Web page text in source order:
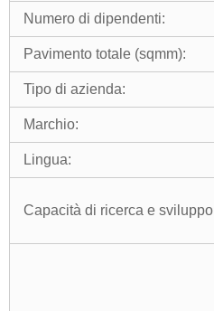
Numero di dipendenti:
Pavimento totale (sqmm):
Tipo di azienda:
Marchio:
Lingua:
Capacità di ricerca e sviluppo